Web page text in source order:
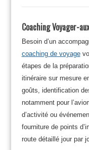
Coaching Voyager-
Besoin d’un
coaching de voyage
étapes de la
itinéraire sur mesure
goûts, identification
notamment pour
d’activité ou
fourniture de points
route détaillé jour par